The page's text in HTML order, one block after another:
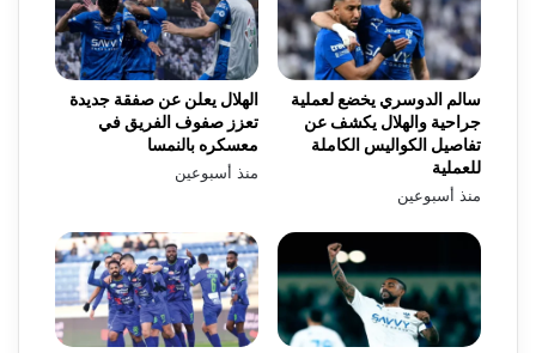
الهلال يعلن عن صفقة جديدة
تعزز صفوف الفريق في
معسكره بالنمسا
منذ أسبوعين
سالم الدوسري يخضع لعملية
جراحية والهلال يكشف عن
تفاصيل الكواليس الكاملة
للعملية
منذ أسبوعين